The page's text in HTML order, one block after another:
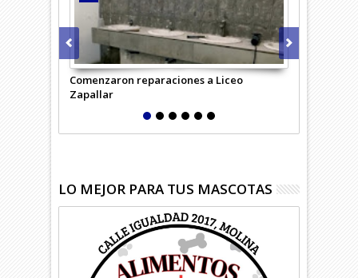
Comenzaron reparaciones a Liceo
Zapallar
LO MEJOR PARA TUS MASCOTAS